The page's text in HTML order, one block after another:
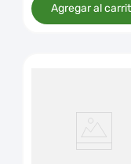
Agregar al